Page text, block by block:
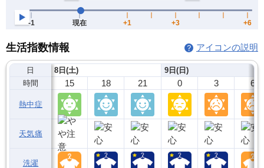
生活指数情報 アイコンの説明
日
時間
熱中症
天気痛
洗濯
8日(土)
15 18 21
9日(日)
0 3 6